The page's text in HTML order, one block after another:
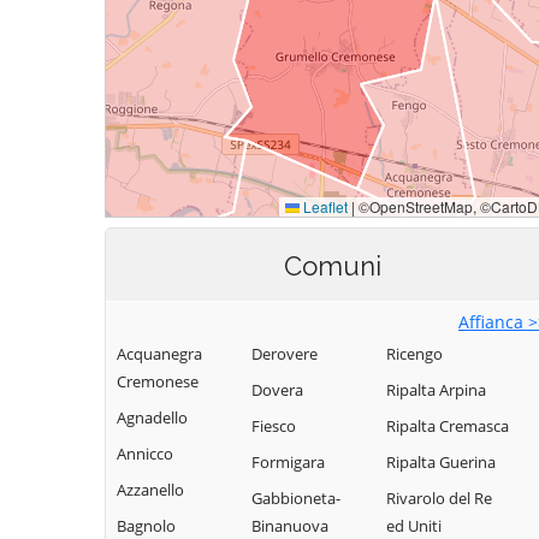
Comuni
Affianca
Acquanegra
Cremonese
Agnadello
Annicco
Azzanello
Bagnolo
Derovere
Dovera
Fiesco
Formigara
Gabbioneta-
Binanuova
Ricengo
Ripalta Arpina
Ripalta Cremasca
Ripalta Guerina
Rivarolo del Re
ed Uniti